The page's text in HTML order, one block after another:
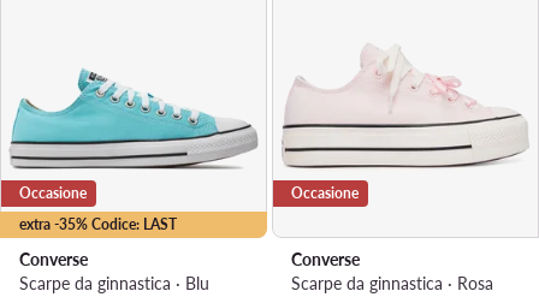
extra -35% Codice: LAST
Occasione
Converse
Scarpe da ginnastica · Blu
Occasione
Converse
Scarpe da ginnastica · Rosa